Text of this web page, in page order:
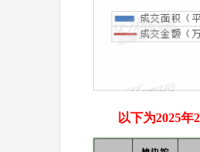
以下为2025年2